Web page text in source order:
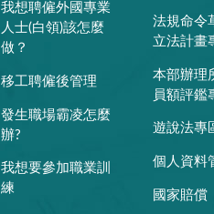
我想聘僱外國專業
人士(白領)該怎麼
做？
移工聘僱後管理
發生職場霸凌怎麼
辦?
我想要參加職業訓
練
法規命令
立法計畫
本部辦理
員額評鑑
遊說法專
個人資料
國家賠償